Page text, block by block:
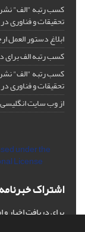
کسب رتبه "الف"
تحقیقات و فناوری در
ابلاغ دستور العمل
کسب رتبه الف برای
کسب رتبه "الف"
تحقیقات و فناوری در
از وب سایت انگلیسی
under the
License
اشتراک خبرنامه
برای دریافت اخبار